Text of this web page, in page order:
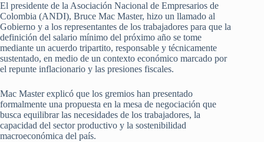
El presidente de la Asociación Nacional de Empresarios de
Colombia (ANDI), Bruce Mac Master, hizo un llamado al
Gobierno y a los representantes de los trabajadores para que la
definición del salario mínimo del próximo año se tome
mediante un acuerdo tripartito, responsable y técnicamente
sustentado, en medio de un contexto económico marcado por
el repunte inflacionario y las presiones fiscales.
Mac Master explicó que los gremios han presentado
formalmente una propuesta en la mesa de negociación que
busca equilibrar las necesidades de los trabajadores, la
capacidad del sector productivo y la sostenibilidad
macroeconómica del país.